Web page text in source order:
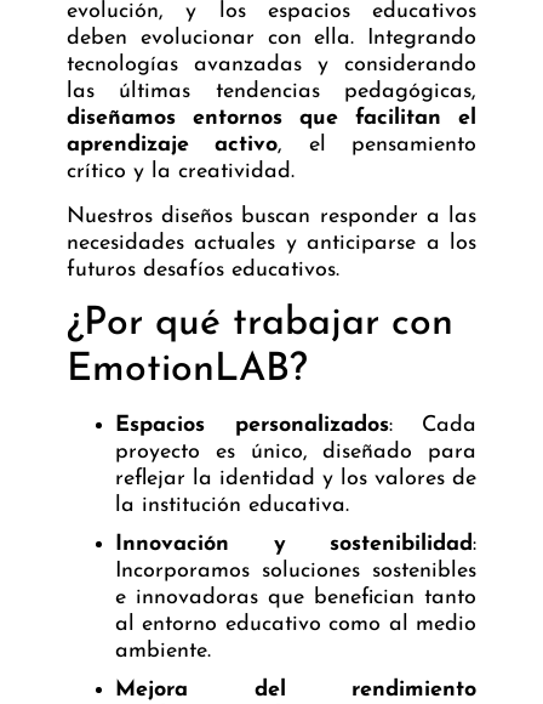
evolución, y los espacios educativos
deben evolucionar con ella. Integrando
tecnologías avanzadas y considerando
las últimas tendencias pedagógicas,
diseñamos entornos que facilitan el
aprendizaje activo, el pensamiento
crítico y la creatividad.
Nuestros diseños buscan responder a las
necesidades actuales y anticiparse a los
futuros desafíos educativos.
¿Por qué trabajar con
EmotionLAB?
Espacios personalizados: Cada
proyecto es único, diseñado para
reflejar la identidad y los valores de
la institución educativa.
Innovación y sostenibilidad:
Incorporamos soluciones sostenibles
e innovadoras que benefician tanto
al entorno educativo como al medio
ambiente.
Mejora del rendimiento